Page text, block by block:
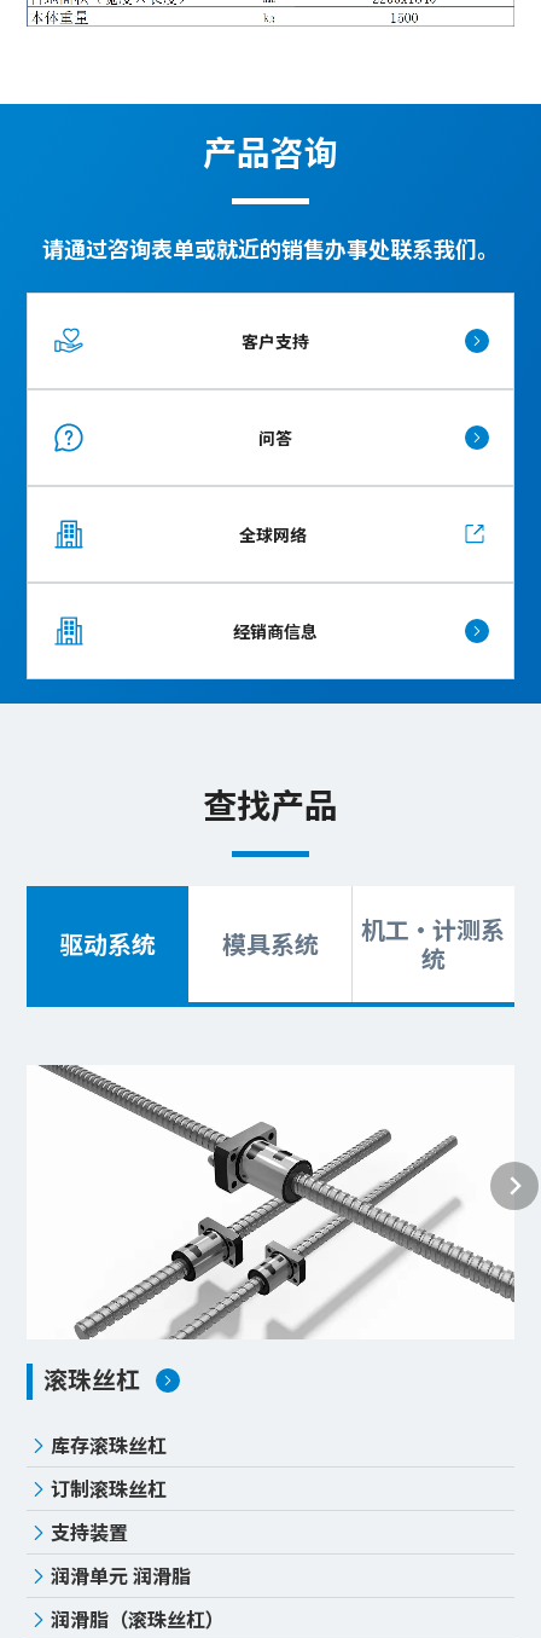
产品咨询
请通过咨询表单或就近的销售办事处联系我们。
客户支持
问答
全球网络
经销商信息
查找产品
驱动系统 模具系统
机工・计测系
统
滚珠丝杠
库存滚珠丝杠
订制滚珠丝杠
支持装置
润滑单元 润滑脂
润滑脂（滚珠丝杠）